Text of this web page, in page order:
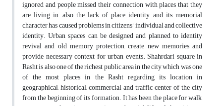
ignored and people missed their connection with places that they
are living in, also the lack of place identity and its memorial
character has caused problems in citizens’ individual and collective
identity. Urban spaces can be designed and planned to identity
revival and old memory protection, create new memories and
provide necessary context for urban events. Shahrdari square in
Rasht is also one of the richest public area in the city which was one
of the most places in the Rasht regarding its location in
geographical, historical, commercial and traffic center of the city
from the beginning of its formation. It has been the place for walk,